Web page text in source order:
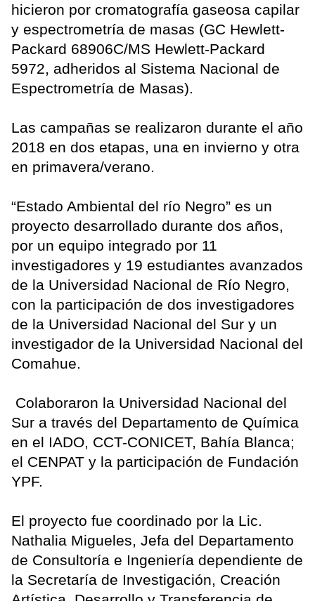
hicieron por cromatografía gaseosa capilar
y espectrometría de masas (GC Hewlett-
Packard 68906C/MS Hewlett-Packard
5972, adheridos al Sistema Nacional de
Espectrometría de Masas).
Las campañas se realizaron durante el año
2018 en dos etapas, una en invierno y otra
en primavera/verano.
“Estado Ambiental del río Negro” es un
proyecto desarrollado durante dos años,
por un equipo integrado por 11
investigadores y 19 estudiantes avanzados
de la Universidad Nacional de Río Negro,
con la participación de dos investigadores
de la Universidad Nacional del Sur y un
investigador de la Universidad Nacional del
Comahue.
Colaboraron la Universidad Nacional del
Sur a través del Departamento de Química
en el IADO, CCT-CONICET, Bahía Blanca;
el CENPAT y la participación de Fundación
YPF.
El proyecto fue coordinado por la Lic.
Nathalia Migueles, Jefa del Departamento
de Consultoría e Ingeniería dependiente de
la Secretaría de Investigación, Creación